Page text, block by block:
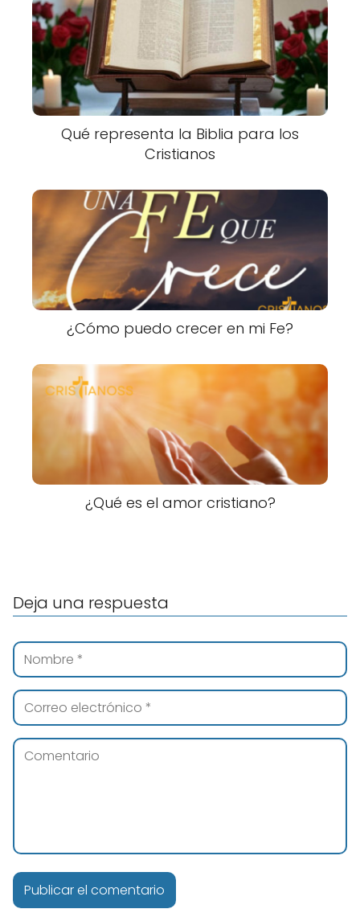
Qué representa la Biblia para los
Cristianos
¿Cómo puedo crecer en mi Fe?
¿Qué es el amor cristiano?
Deja una respuesta